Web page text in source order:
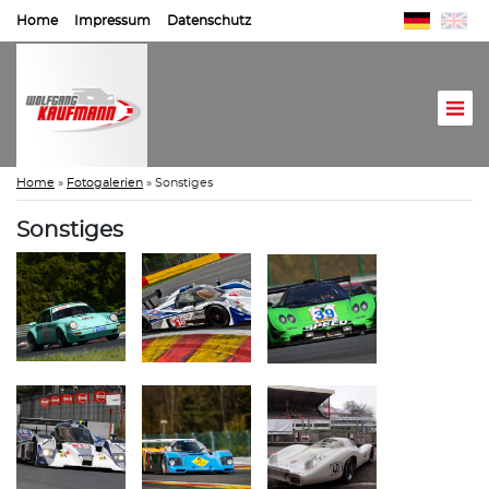
Home Impressum Datenschutz
Home » Fotogalerien » Sonstiges
Sonstiges